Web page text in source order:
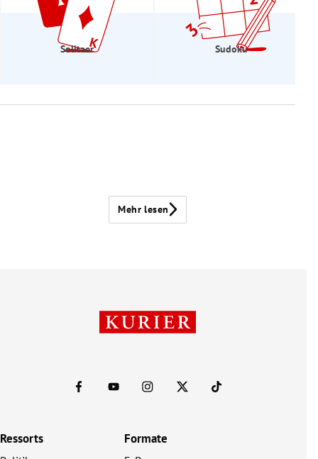
Solitaer Sudoku
Mehr lesen
Ressorts Formate